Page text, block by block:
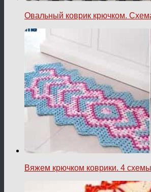
Овальный коврик крючком.
Вяжем крючком коврики. 4 схемы